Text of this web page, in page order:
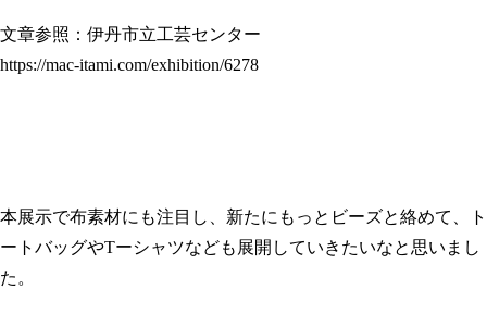
文章参照：伊丹市立工芸センター
https://mac-itami.com/exhibition/6278
本展示で布素材にも注目し、新たにもっとビーズと絡めて、ト
ートバッグやTーシャツなども展開していきたいなと思いまし
た。